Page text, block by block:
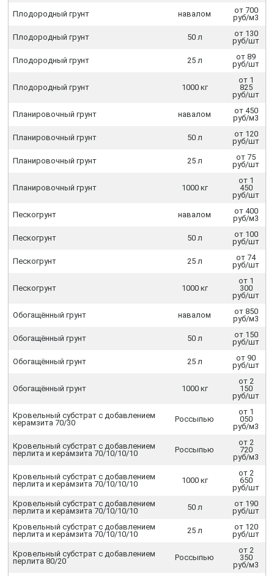
Плодородный грунт навалом
от 700
руб/м3
Плодородный грунт 50 л
от 130
руб/шт
Плодородный грунт 25 л
от 89
руб/шт
Плодородный грунт 1000 кг
от 1
825
руб/шт
Планировочный грунт навалом
от 450
руб/м3
Планировочный грунт 50 л
от 120
руб/шт
Планировочный грунт 25 л
от 75
руб/шт
Планировочный грунт 1000 кг
от 1
450
руб/шт
Пескогрунт навалом
от 400
руб/м3
Пескогрунт 50 л
от 100
руб/шт
Пескогрунт 25 л
от 74
руб/шт
Пескогрунт 1000 кг
от 1
300
руб/шт
Обогащённый грунт навалом
от 850
руб/м3
Обогащённый грунт 50 л
от 150
руб/шт
Обогащённый грунт 25 л
от 90
руб/шт
Обогащённый грунт 1000 кг
от 2
150
руб/шт
Кровельный субстрат с добавлением
керамзита 70/30
Россыпью
от 1
050
руб/м3
Кровельный субстрат с добавлением
перлита и керамзита 70/10/10/10
Россыпью
от 2
720
руб/м3
Кровельный субстрат с добавлением
перлита и керамзита 70/10/10/10
1000 кг
от 2
650
руб/шт
Кровельный субстрат с добавлением
перлита и керамзита 70/10/10/10
50 л
от 190
руб/шт
Кровельный субстрат с добавлением
перлита и керамзита 70/10/10/10
25 л
от 120
руб/шт
Кровельный субстрат с добавлением
перлита 80/20
Россыпью
от 2
350
руб/м3